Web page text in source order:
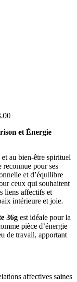
et Énergie
au bien-être spirituel
reconnue pour ses
et d’équilibre
ceux qui souhaitent
liens affectifs et
intérieure et joie.
36g est idéale pour la
pièce d’énergie
de travail, apportant
affectives saines